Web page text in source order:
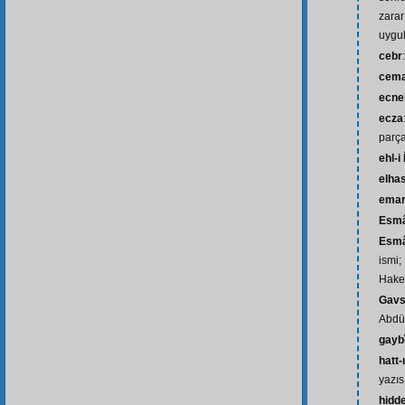
cebr
ecza
ehl-i
ismi;
hatt-